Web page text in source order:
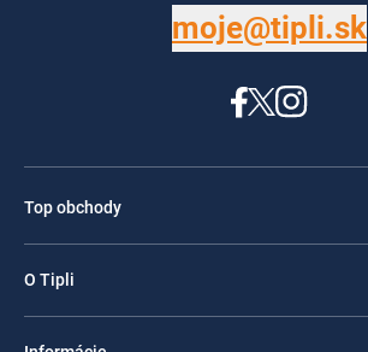
moje@tipli.sk
Top obchody
O Tipli